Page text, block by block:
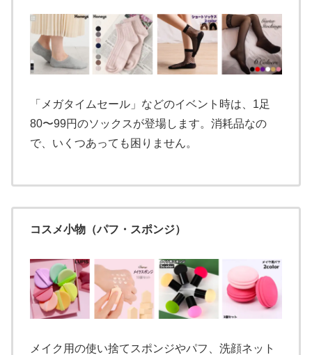
「メガタイムセール」などのイベント時は、1足
80〜99円のソックスが登場します。消耗品なの
で、いくつあっても困りません。
コスメ小物（パフ・スポンジ）
メイク用の使い捨てスポンジやパフ、洗顔ネット